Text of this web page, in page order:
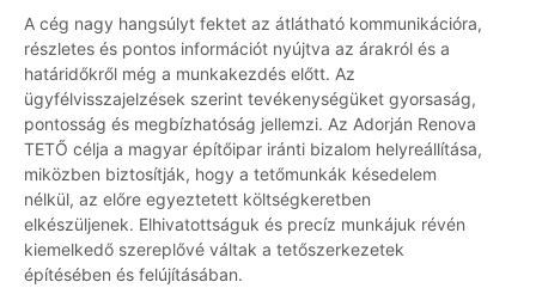
A cég nagy hangsúlyt fektet az átlátható kommunikációra,
részletes és pontos információt nyújtva az árakról és a
határidőkről még a munkakezdés előtt. Az
ügyfélvisszajelzések szerint tevékenységüket gyorsaság,
pontosság és megbízhatóság jellemzi. Az Adorján Renova
TETŐ célja a magyar építőipar iránti bizalom helyreállítása,
miközben biztosítják, hogy a tetőmunkák késedelem
nélkül, az előre egyeztetett költségkeretben
elkészüljenek. Elhivatottságuk és precíz munkájuk révén
kiemelkedő szereplővé váltak a tetőszerkezetek
építésében és felújításában.